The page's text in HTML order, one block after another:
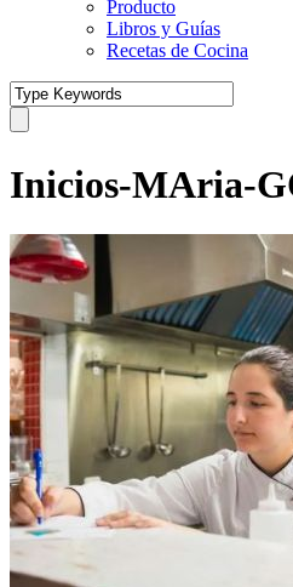
Producto
Libros y Guías
Recetas de Cocina
Inicios-MAria-